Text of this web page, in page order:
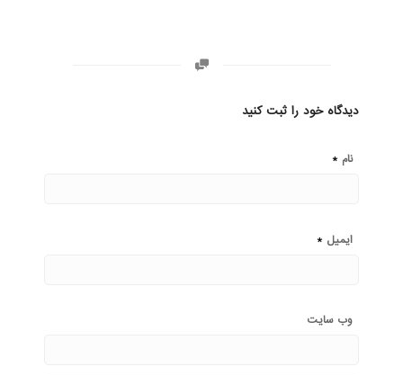
دیدگاه خود را ثبت کنید
نام *
ایمیل *
وب‌ سایت